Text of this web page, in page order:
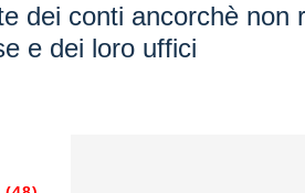
dei conti ancorchè non
e dei loro uffici